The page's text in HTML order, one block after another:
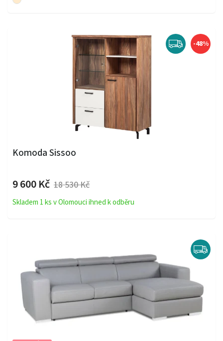
-48%
Komoda Sissoo
9 600 Kč 18 530 Kč
Skladem 1 ks v Olomouci ihned k odběru